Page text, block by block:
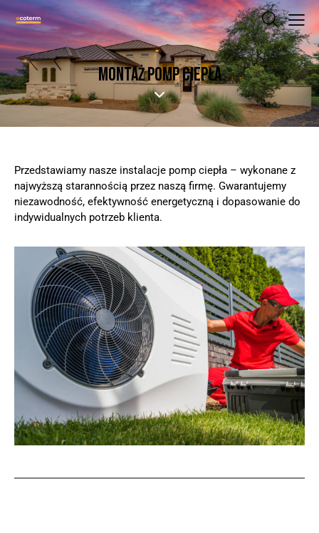
MONTAŻ POMP CIEPŁA
Przedstawiamy nasze instalacje pomp ciepła – wykonane z
najwyższą starannością przez naszą firmę. Gwarantujemy
niezawodność, efektywność energetyczną i dopasowanie do
indywidualnych potrzeb klienta.